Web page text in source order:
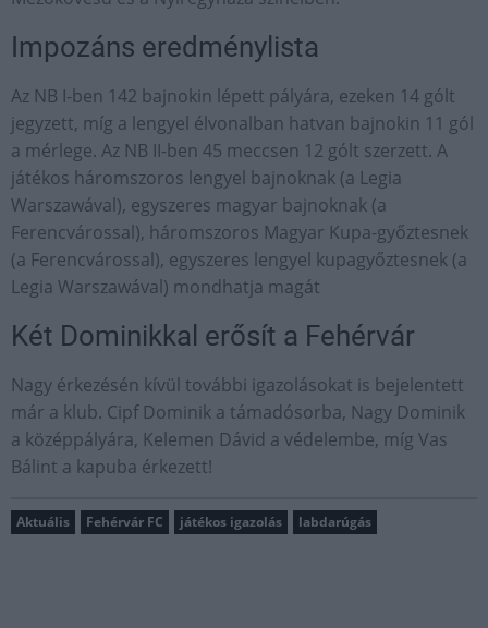
Impozáns eredménylista
Az NB I-ben 142 bajnokin lépett pályára, ezeken 14 gólt
jegyzett, míg a lengyel élvonalban hatvan bajnokin 11 gól
a mérlege. Az NB II-ben 45 meccsen 12 gólt szerzett. A
játékos háromszoros lengyel bajnoknak (a Legia
Warszawával), egyszeres magyar bajnoknak (a
Ferencvárossal), háromszoros Magyar Kupa-győztesnek
(a Ferencvárossal), egyszeres lengyel kupagyőztesnek (a
Legia Warszawával) mondhatja magát
Két Dominikkal erősít a Fehérvár
Nagy érkezésén kívül további igazolásokat is bejelentett
már a klub. Cipf Dominik a támadósorba, Nagy Dominik
a középpályára, Kelemen Dávid a védelembe, míg Vas
Bálint a kapuba érkezett!
Aktuális Fehérvár FC játékos igazolás labdarúgás